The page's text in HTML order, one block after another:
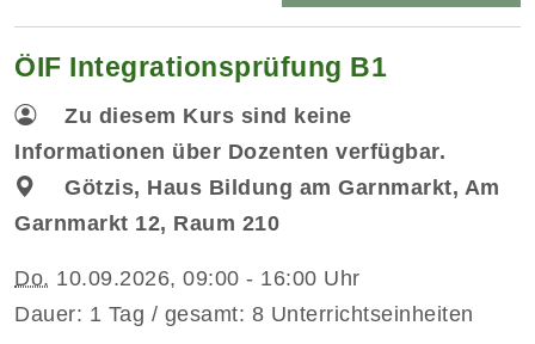
ÖIF Integrationsprüfung B1
Zu diesem Kurs sind keine
Informationen über Dozenten verfügbar.
Götzis, Haus Bildung am Garnmarkt, Am
Garnmarkt 12, Raum 210
Do. 10.09.2026, 09:00 - 16:00 Uhr
Dauer: 1 Tag / gesamt: 8 Unterrichtseinheiten